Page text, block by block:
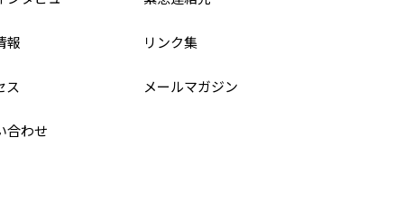
報 リンク集
ス メールマガジン
合わせ